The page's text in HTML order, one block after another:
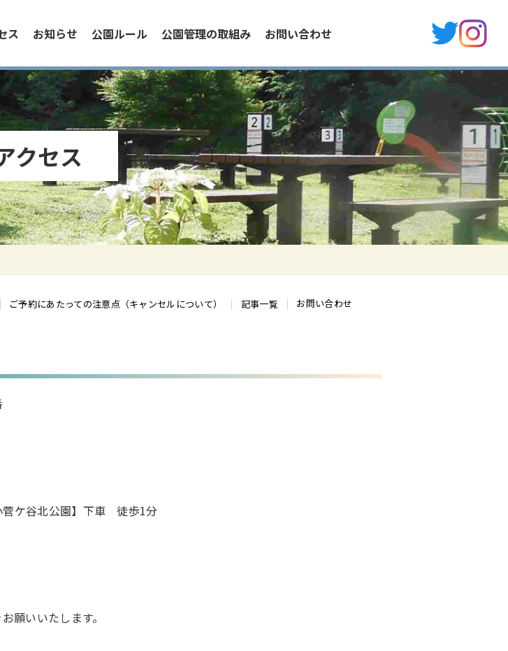
ス お知らせ 公園ルール 公園管理の取組み お問い合わせ
クセス
ご予約にあたっての注意点（キャンセルについて） 記事一覧 お問い合わせ
菅ケ谷北公園】下車 徒歩1分
願いいたします。